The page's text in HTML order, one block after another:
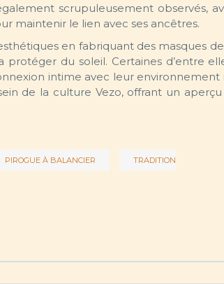
scrupuleusement observés,
maintenir le lien avec ses ancêtres.
en fabriquant des masques
du soleil. Certaines d’entre
intime avec leur environnement
de la culture Vezo, offrant un
PIROGUE À BALANCIER
TRADITION